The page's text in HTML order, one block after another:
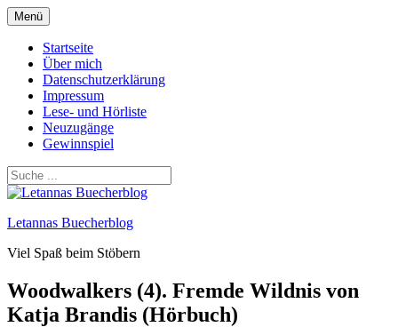
Zum
Inhalt
springen
Menü
Startseite
Über mich
Datenschutzerklärung
Impressum
Lese- und Hörliste
Neuzugänge
Gewinnspiel
Letannas Buecherblog
Viel Spaß beim Stöbern
Woodwalkers (4). Fremde Wildnis von
Katja Brandis (Hörbuch)